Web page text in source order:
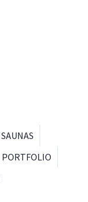
SAUNAS
PORTFOLIO